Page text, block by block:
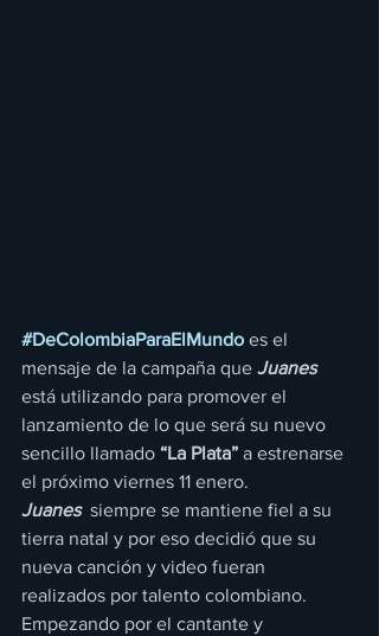
#DeColombiaParaElMundo es el
mensaje de la campaña que Juanes
está utilizando para promover el
lanzamiento de lo que será su nuevo
sencillo llamado “La Plata” a estrenarse
el próximo viernes 11 enero.
Juanes siempre se mantiene fiel a su
tierra natal y por eso decidió que su
nueva canción y video fueran
realizados por talento colombiano.
Empezando por el cantante y